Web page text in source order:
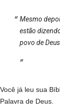
Mesmo
estão
povo de
Você já leu sua
Palavra de Deus.